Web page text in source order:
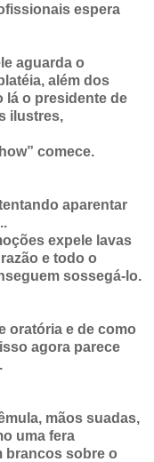
espera
aguarda o
além dos
lá o presidente de
ilustres,
comece.
aparentar
expele lavas
e todo o
sossegá-lo.
oratória e de como
agora parece
mãos suadas,
uma fera
brancos sobre o